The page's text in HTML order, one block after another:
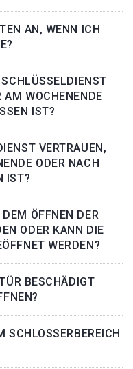
AN, WENN ICH
AM WOCHENENDE
IST?
VERTRAUEN,
ODER NACH
IST?
ÖFFNEN DER
ODER KANN DIE
WERDEN?
BESCHÄDIGT
SCHLOSSERBEREICH